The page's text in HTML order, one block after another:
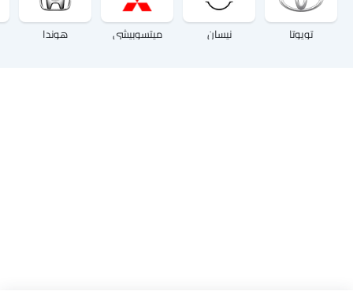
تويوتا نيسان ميتسوبيشي هوندا